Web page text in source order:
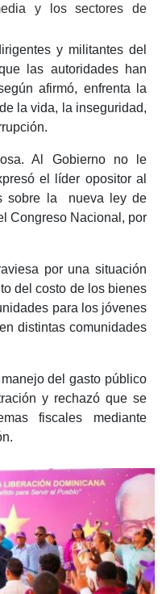
y los sectores de
y militantes del
las autoridades han
afirmó, enfrenta la
la vida, la inseguridad,
Al Gobierno no le
el líder opositor al
sobre la nueva ley de
Congreso Nacional, por
por una situación
del costo de los bienes
para los jóvenes
distintas comunidades
del gasto público
y rechazó que se
fiscales mediante